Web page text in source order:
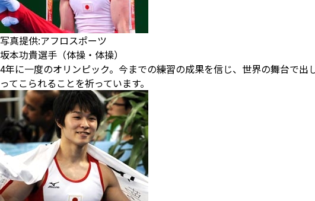
写真提供:アフロスポーツ
坂本功貴選手（体操・体操）
4年に一度のオリンピック。今までの練習の成果を信じ、世界の舞台で
ってこられることを祈っています。